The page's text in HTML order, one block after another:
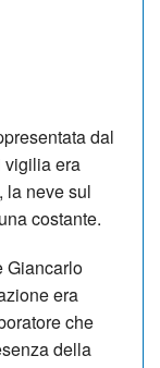
dal
vigilia era
la neve sul
costante.
Giancarlo
era
che
della